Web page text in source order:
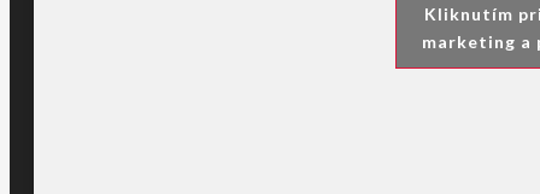
Kliknutím
marketing a